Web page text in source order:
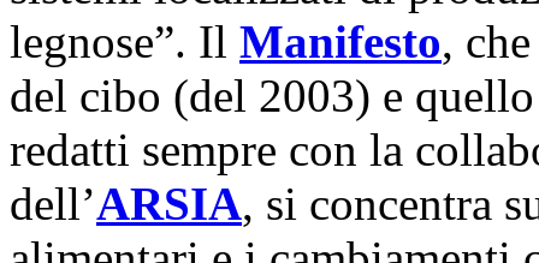
legnose”. Il Manifesto,
del cibo (del 2003) e
redatti sempre con la
dell’ARSIA, si concentra